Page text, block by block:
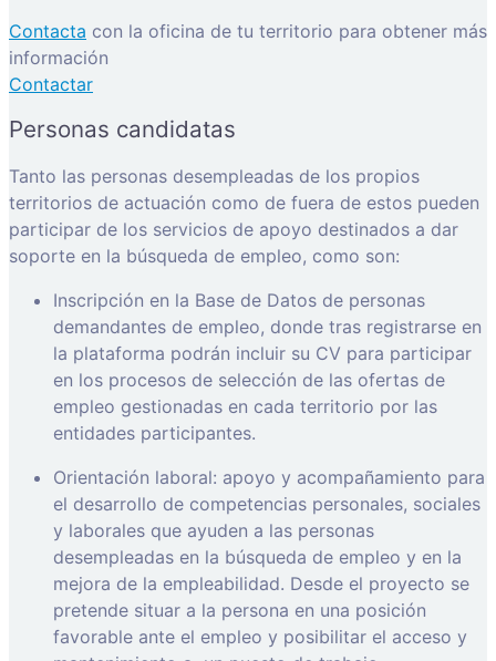
Contacta con la oficina de tu territorio para obtener más
información
Contactar
Personas candidatas
Tanto las personas desempleadas de los propios
territorios de actuación como de fuera de estos pueden
participar de los servicios de apoyo destinados a dar
soporte en la búsqueda de empleo, como son:
Inscripción en la Base de Datos de personas
demandantes de empleo, donde tras registrarse en
la plataforma podrán incluir su CV para participar
en los procesos de selección de las ofertas de
empleo gestionadas en cada territorio por las
entidades participantes.
Orientación laboral: apoyo y acompañamiento para
el desarrollo de competencias personales, sociales
y laborales que ayuden a las personas
desempleadas en la búsqueda de empleo y en la
mejora de la empleabilidad. Desde el proyecto se
pretende situar a la persona en una posición
favorable ante el empleo y posibilitar el acceso y